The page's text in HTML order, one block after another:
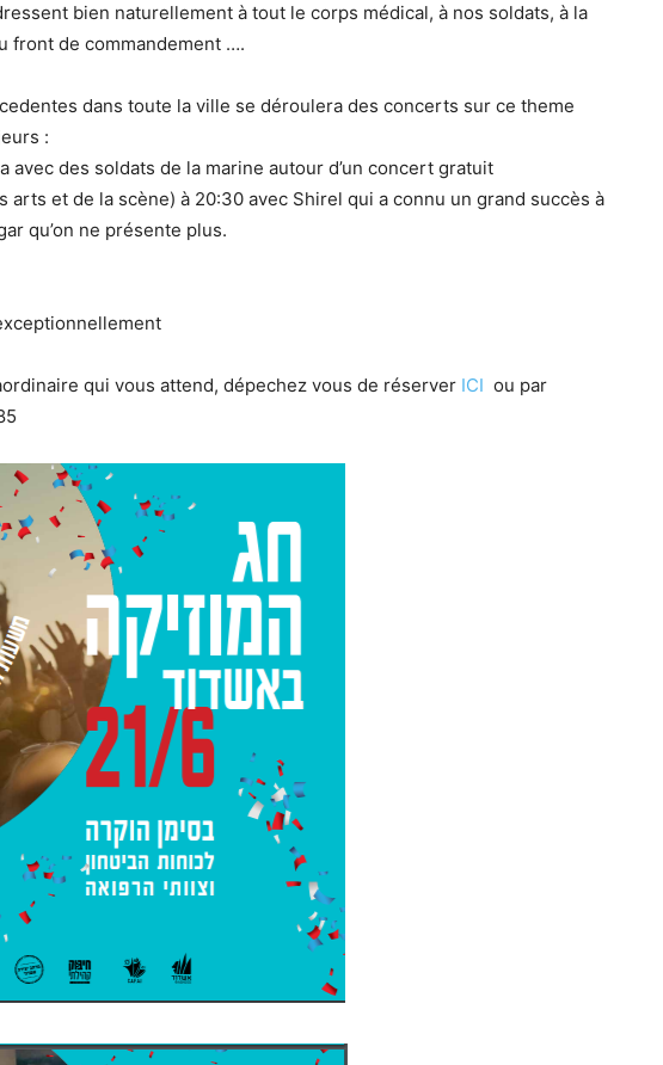
bien naturellement à tout le corps médical, à nos soldats, à la
front de commandement ….
dans toute la ville se déroulera des concerts sur ce theme
:
avec des soldats de la marine autour d’un concert gratuit
arts et de la scène) à 20:30 avec Shirel qui a connu un grand succès à
qu’on ne présente plus.
qui vous attend, dépechez vous de réserver ICI ou par